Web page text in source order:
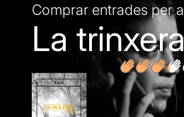
Comprar entrades per a
La trinxera